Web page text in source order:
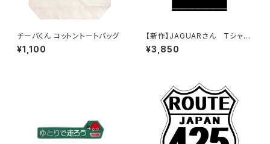
チーバくん コットントートバッグ
¥1,100
【新作】JAGUARさん Tシャツ
（HELLO JAGUAR）Black
¥3,850